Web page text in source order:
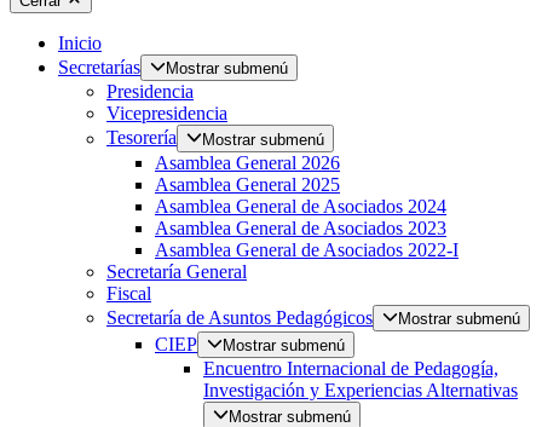
Inicio
Secretarías
Mostrar submenú
Presidencia
Vicepresidencia
Tesorería
Mostrar submenú
Asamblea General 2026
Asamblea General 2025
Asamblea General de Asociados 2024
Asamblea General de Asociados 2023
Asamblea General de Asociados 2022-I
Secretaría General
Fiscal
Secretaría de Asuntos Pedagógicos
Mostrar submenú
CIEP Mostrar submenú
Encuentro Internacional de Pedagogía,
Investigación y Experiencias Alternativas
Mostrar submenú